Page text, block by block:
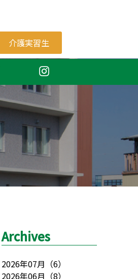
介護実習生
Archives
2026年07月 （6）
2026年06月 （8）